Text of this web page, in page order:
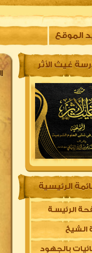
الصفحه الرئيسية
الموقع
غيث الأثر
الرئيسية
الرئيسـة
الشيخ
بالجهود